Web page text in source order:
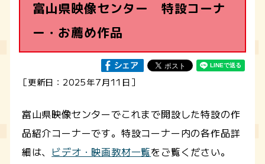
富山県映像センター 特設コーナ
ー・お薦め作品
［更新日：2025年7月11日］
富山県映像センターでこれまで開設した特設の作
品紹介コーナーです。特設コーナー内の各作品詳
細は、 ビデオ・映画教材一覧をご覧ください。